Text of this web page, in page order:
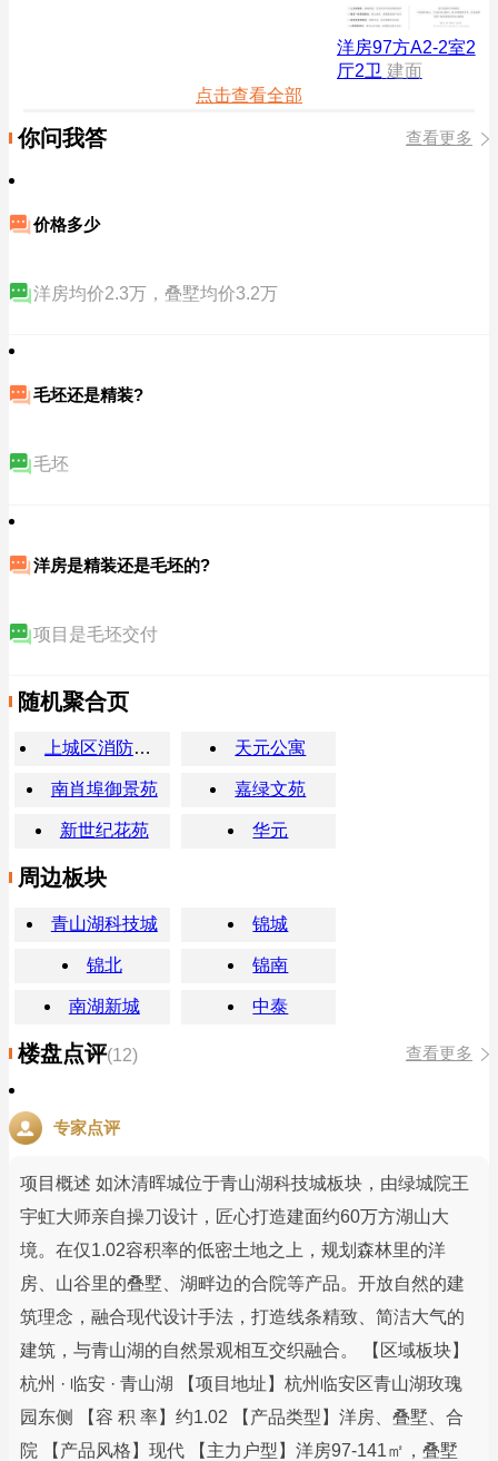
洋房97方A2-2室2
厅2卫 建面
点击查看全部
你问我答 查看更多
价格多少
洋房均价2.3万，叠墅均价3.2万
毛坯还是精装?
毛坯
洋房是精装还是毛坯的?
项目是毛坯交付
随机聚合页
上城区消防救援大队 天元公寓
南肖埠御景苑 嘉绿文苑
新世纪花苑 华元
周边板块
青山湖科技城 锦城
锦北 锦南
南湖新城 中泰
楼盘点评(12) 查看更多
专家点评
项目概述 如沐清晖城位于青山湖科技城板块，由绿城院王
宇虹大师亲自操刀设计，匠心打造建面约60万方湖山大
境。在仅1.02容积率的低密土地之上，规划森林里的洋
房、山谷里的叠墅、湖畔边的合院等产品。开放自然的建
筑理念，融合现代设计手法，打造线条精致、简洁大气的
建筑，与青山湖的自然景观相互交织融合。 【区域板块】
杭州 · 临安 · 青山湖 【项目地址】杭州临安区青山湖玫瑰
园东侧 【容 积 率】约1.02 【产品类型】洋房、叠墅、合
院 【产品风格】现代 【主力户型】洋房97-141㎡，叠墅